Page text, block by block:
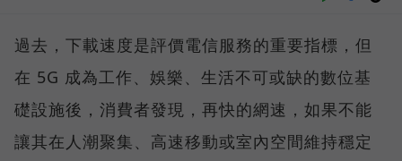
過去，下載速度是評價電信服務的重要指標，但
在 5G 成為工作、娛樂、生活不可或缺的數位基
礎設施後，消費者發現，再快的網速，如果不能
讓其在人潮聚集、高速移動或室內空間維持穩定